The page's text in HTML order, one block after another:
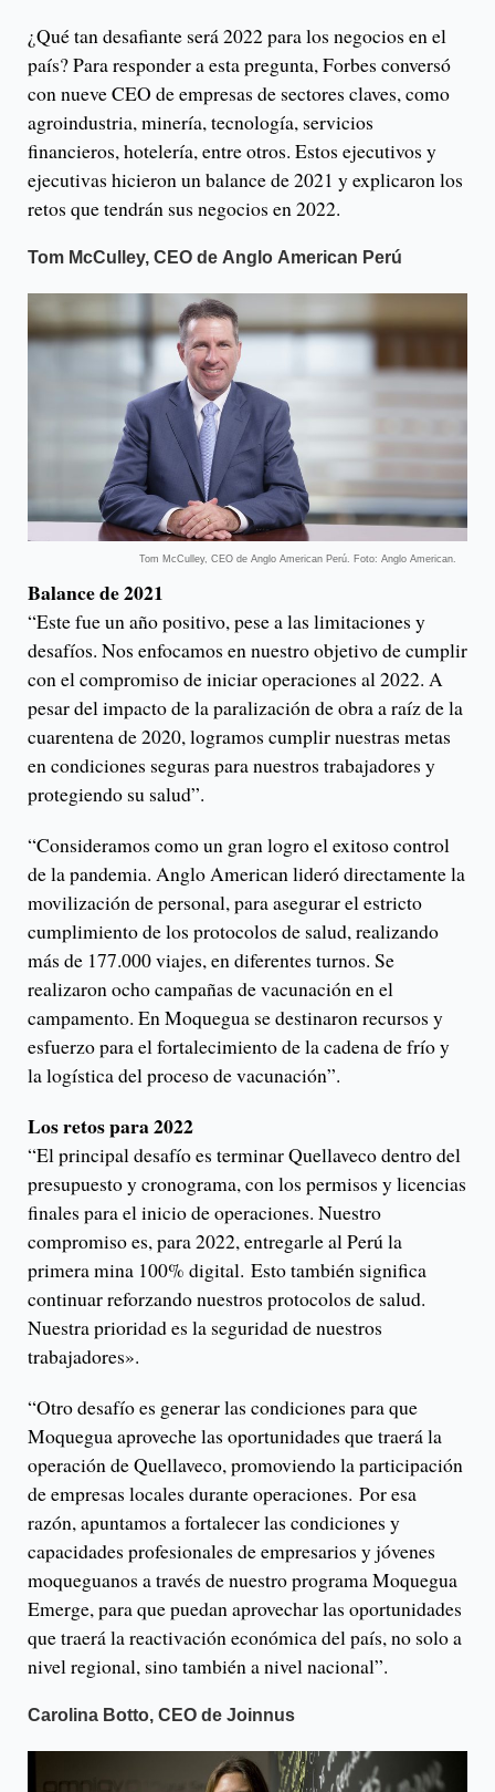
¿Qué tan desafiante será 2022 para los negocios en el
país? Para responder a esta pregunta, Forbes conversó
con nueve CEO de empresas de sectores claves, como
agroindustria, minería, tecnología, servicios
financieros, hotelería, entre otros. Estos ejecutivos y
ejecutivas hicieron un balance de 2021 y explicaron los
retos que tendrán sus negocios en 2022.
Tom McCulley, CEO de Anglo American Perú
Tom McCulley, CEO de Anglo American Perú. Foto: Anglo American.
Balance de 2021
“Este fue un año positivo, pese a las limitaciones y
desafíos. Nos enfocamos en nuestro objetivo de cumplir
con el compromiso de iniciar operaciones al 2022. A
pesar del impacto de la paralización de obra a raíz de la
cuarentena de 2020, logramos cumplir nuestras metas
en condiciones seguras para nuestros trabajadores y
protegiendo su salud”.
“Consideramos como un gran logro el exitoso control
de la pandemia. Anglo American lideró directamente la
movilización de personal, para asegurar el estricto
cumplimiento de los protocolos de salud, realizando
más de 177.000 viajes, en diferentes turnos. Se
realizaron ocho campañas de vacunación en el
campamento. En Moquegua se destinaron recursos y
esfuerzo para el fortalecimiento de la cadena de frío y
la logística del proceso de vacunación”.
Los retos para 2022
“El principal desafío es terminar Quellaveco dentro del
presupuesto y cronograma, con los permisos y licencias
finales para el inicio de operaciones. Nuestro
compromiso es, para 2022, entregarle al Perú la
primera mina 100% digital. Esto también significa
continuar reforzando nuestros protocolos de salud.
Nuestra prioridad es la seguridad de nuestros
trabajadores».
“Otro desafío es generar las condiciones para que
Moquegua aproveche las oportunidades que traerá la
operación de Quellaveco, promoviendo la participación
de empresas locales durante operaciones. Por esa
razón, apuntamos a fortalecer las condiciones y
capacidades profesionales de empresarios y jóvenes
moqueguanos a través de nuestro programa Moquegua
Emerge, para que puedan aprovechar las oportunidades
que traerá la reactivación económica del país, no solo a
nivel regional, sino también a nivel nacional”.
Carolina Botto, CEO de Joinnus